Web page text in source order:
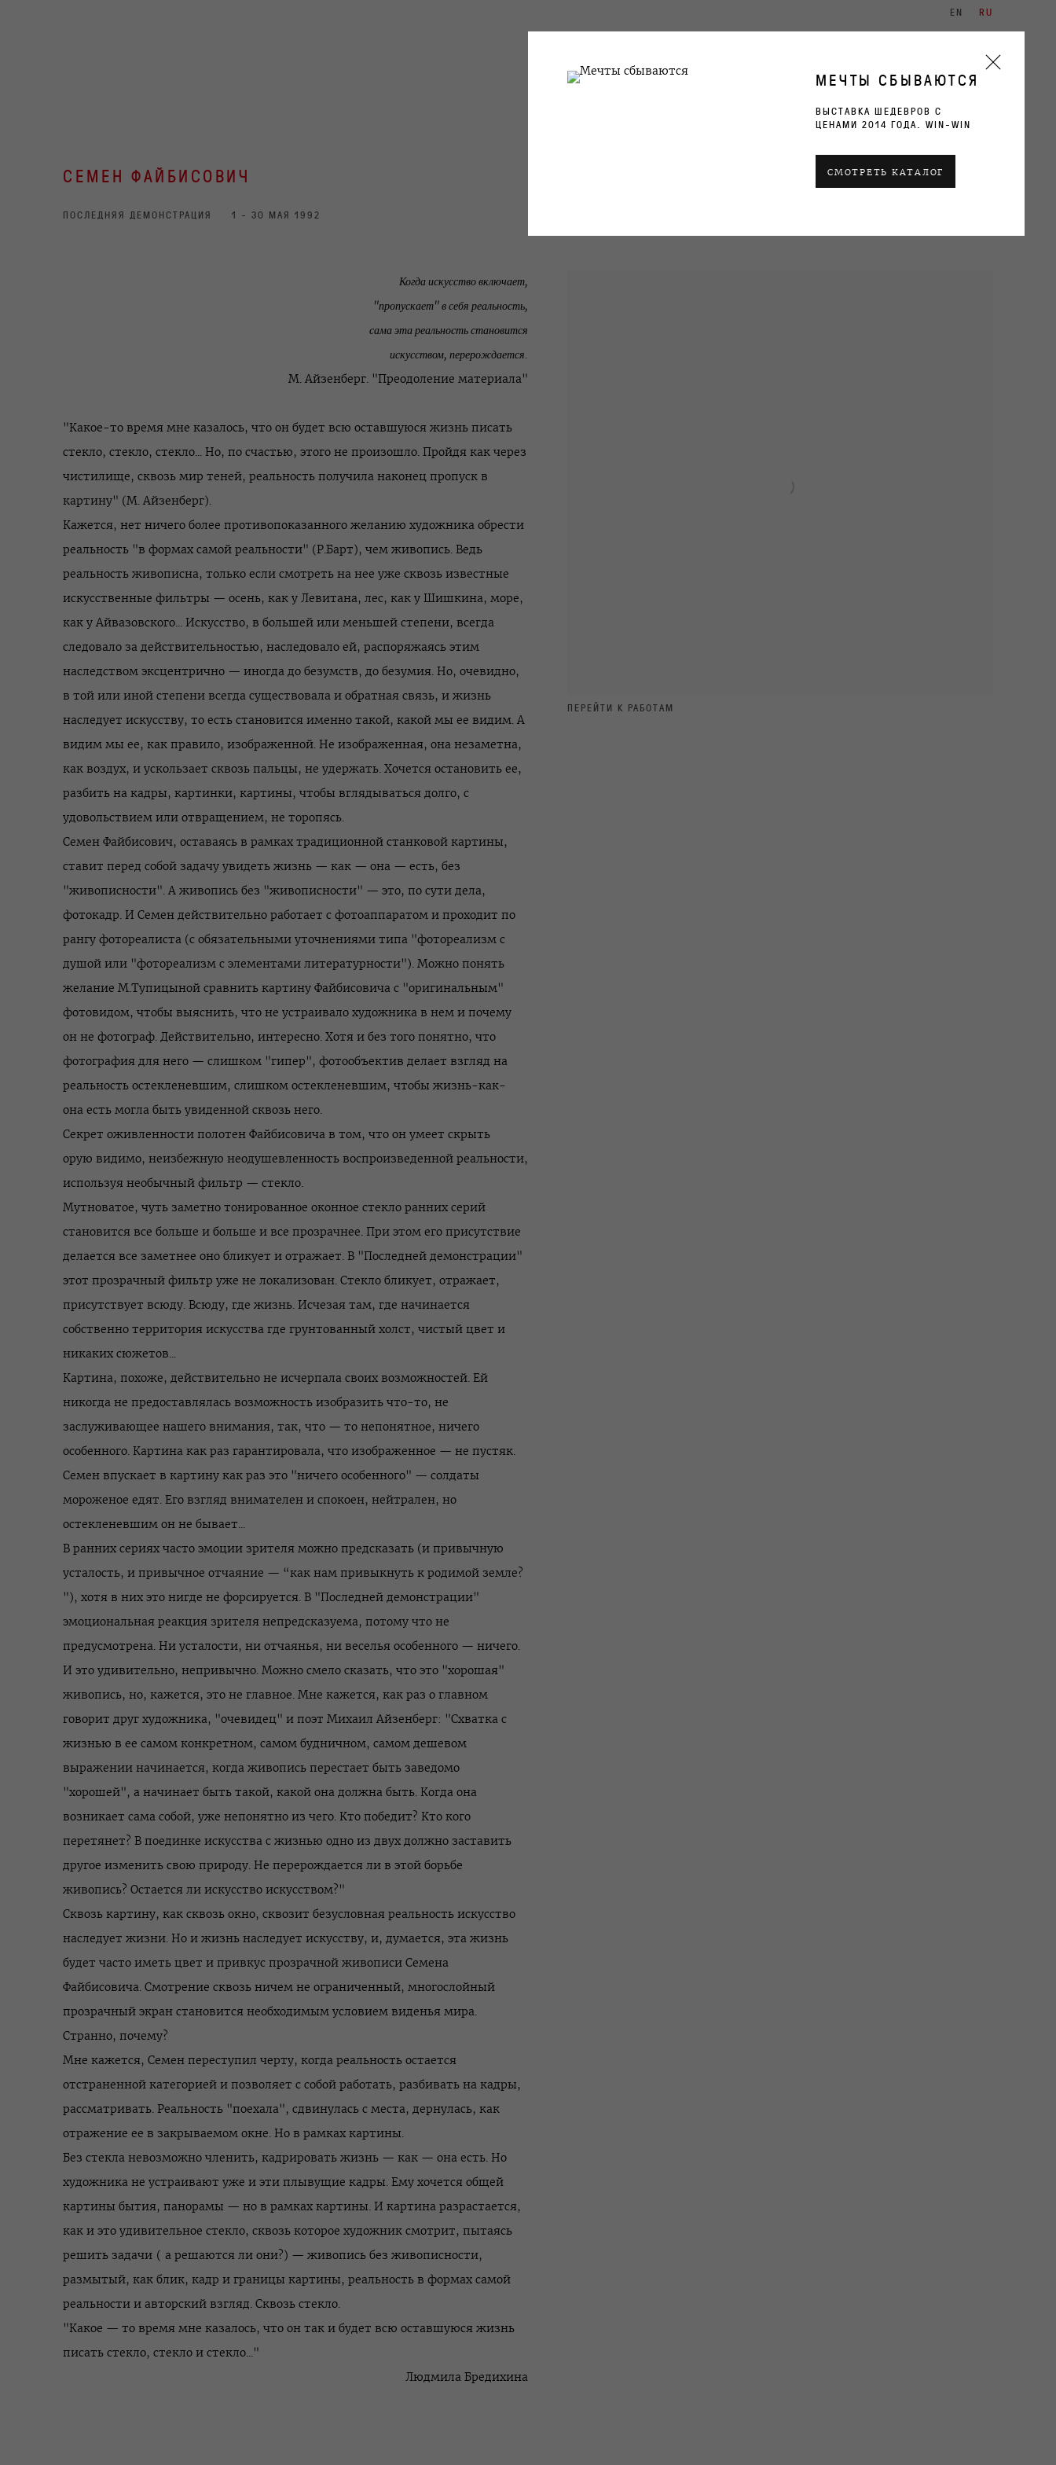
EN RU
ТЕКУЩИЕ ПРОШЛОЕ
СЕМЕН ФАЙБИСОВИЧ
ПОСЛЕДНЯЯ ДЕМОНСТРАЦИЯ 1 - 30 МАЯ 1992
ПЕРЕЙТИ К РАБОТАМ
Когда искусство включает,
"пропускает" в себя реальность,
сама эта реальность становится
искусством, перерождается.
М. Айзенберг. "Преодоление материала"
"Какое-то время мне казалось, что он будет всю оставшуюся жизнь писать
стекло, стекло, стекло... Но, по счастью, этого не произошло. Пройдя как через
чистилище, сквозь мир теней, реальность получила наконец пропуск в
картину" (М. Айзенберг).
Кажется, нет ничего более противопоказанного желанию художника обрести
реальность "в формах самой реальности" (Р.Барт), чем живопись. Ведь
реальность живописна, только если смотреть на нее уже сквозь известные
искусственные фильтры — осень, как у Левитана, лес, как у Шишкина, море,
как у Айвазовского... Искусство, в большей или меньшей степени, всегда
следовало за действительностью, наследовало ей, распоряжаясь этим
наследством эксцентрично — иногда до безумств, до безумия. Но, очевидно,
в той или иной степени всегда существовала и обратная связь, и жизнь
наследует искусству, то есть становится именно такой, какой мы ее видим. А
видим мы ее, как правило, изображенной. Не изображенная, она незаметна,
как воздух, и ускользает сквозь пальцы, не удержать. Хочется остановить ее,
разбить на кадры, картинки, картины, чтобы вглядываться долго, с
удовольствием или отвращением, не торопясь.
Семен Файбисович, оставаясь в рамках традиционной станковой картины,
ставит перед собой задачу увидеть жизнь — как — она — есть, без
"живописности". А живопись без "живописности" — это, по сути дела,
фотокадр. И Семен действительно работает с фотоаппаратом и проходит по
рангу фотореалиста (с обязательными уточнениями типа "фотореализм с
душой или "фотореализм с элементами литературности"). Можно понять
желание М.Тупицыной сравнить картину Файбисовича с "оригинальным"
фотовидом, чтобы выяснить, что не устраивало художника в нем и почему
он не фотограф. Действительно, интересно. Хотя и без того понятно, что
фотография для него — слишком "гипер", фотообъектив делает взгляд на
реальность остекленевшим, слишком остекленевшим, чтобы жизнь-как-
она есть могла быть увиденной сквозь него.
Секрет оживленности полотен Файбисовича в том, что он умеет скрыть
орую видимо, неизбежную неодушевленность воспроизведенной реальности,
используя необычный фильтр — стекло.
Мутноватое, чуть заметно тонированное оконное стекло ранних серий
становится все больше и больше и все прозрачнее. При этом его присутствие
делается все заметнее оно бликует и отражает. В "Последней демонстрации"
этот прозрачный фильтр уже не локализован. Стекло бликует, отражает,
присутствует всюду. Всюду, где жизнь. Исчезая там, где начинается
собственно территория искусства где грунтованный холст, чистый цвет и
никаких сюжетов...
Картина, похоже, действительно не исчерпала своих возможностей. Ей
никогда не предоставлялась возможность изобразить что-то, не
заслуживающее нашего внимания, так, что — то непонятное, ничего
особенного. Картина как раз гарантировала, что изображенное — не пустяк.
Семен впускает в картину как раз это "ничего особенного" — солдаты
мороженое едят. Его взгляд внимателен и спокоен, нейтрален, но
остекленевшим он не бывает...
В ранних сериях часто эмоции зрителя можно предсказать (и привычную
усталость, и привычное отчаяние — “как нам привыкнуть к родимой земле?
"), хотя в них это нигде не форсируется. В "Последней демонстрации"
эмоциональная реакция зрителя непредсказуема, потому что не
предусмотрена. Ни усталости, ни отчаянья, ни веселья особенного — ничего.
И это удивительно, непривычно. Можно смело сказать, что это "хорошая"
живопись, но, кажется, это не главное. Мне кажется, как раз о главном
говорит друг художника, "очевидец" и поэт Михаил Айзенберг: "Схватка с
жизнью в ее самом конкретном, самом будничном, самом дешевом
выражении начинается, когда живопись перестает быть заведомо
"хорошей", а начинает быть такой, какой она должна быть. Когда она
возникает сама собой, уже непонятно из чего. Кто победит? Кто кого
перетянет? В поединке искусства с жизнью одно из двух должно заставить
другое изменить свою природу. Не перерождается ли в этой борьбе
живопись? Остается ли искусство искусством?"
Сквозь картину, как сквозь окно, сквозит безусловная реальность искусство
наследует жизни. Но и жизнь наследует искусству, и, думается, эта жизнь
будет часто иметь цвет и привкус прозрачной живописи Семена
Файбисовича. Смотрение сквозь ничем не ограниченный, многослойный
прозрачный экран становится необходимым условием виденья мира.
Странно, почему?
Мне кажется, Семен переступил черту, когда реальность остается
отстраненной категорией и позволяет с собой работать, разбивать на кадры,
рассматривать. Реальность "поехала", сдвинулась с места, дернулась, как
отражение ее в закрываемом окне. Но в рамках картины.
Без стекла невозможно членить, кадрировать жизнь — как — она есть. Но
художника не устраивают уже и эти плывущие кадры. Ему хочется общей
картины бытия, панорамы — но в рамках картины. И картина разрастается,
как и это удивительное стекло, сквозь которое художник смотрит, пытаясь
решить задачи ( а решаются ли они?) — живопись без живописности,
размытый, как блик, кадр и границы картины, реальность в формах самой
реальности и авторский взгляд. Сквозь стекло.
"Какое — то время мне казалось, что он так и будет всю оставшуюся жизнь
писать стекло, стекло и стекло..."
Людмила Бредихина
МЕЧТЫ СБЫВАЮТСЯ
ВЫСТАВКА ШЕДЕВРОВ С
ЦЕНАМИ 2014 ГОДА. WIN-WIN
СМОТРЕТЬ КАТАЛОГ